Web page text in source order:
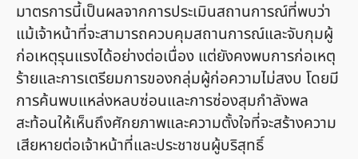
มาตรการนี้เป็นผลจากการประเมินสถานการณ์ที่พบว่า
แม้เจ้าหน้าที่จะสามารถควบคุมสถานการณ์และจับกุมผู้
ก่อเหตุรุนแรงได้อย่างต่อเนื่อง แต่ยังคงพบการก่อเหตุ
ร้ายและการเตรียมการของกลุ่มผู้ก่อความไม่สงบ โดยมี
การค้นพบแหล่งหลบซ่อนและการซ่องสุมกำลังพล
สะท้อนให้เห็นถึงศักยภาพและความตั้งใจที่จะสร้างความ
เสียหายต่อเจ้าหน้าที่และประชาชนผู้บริสุทธิ์